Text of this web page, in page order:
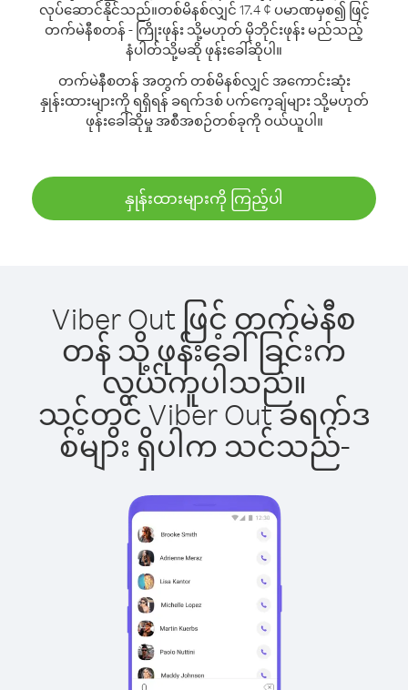
လုပ်ဆောင်နိုင်သည်။တစ်မိနစ်လျှင် 17.4 ¢ ပမာဏမှစ၍ ဖြင့်
တက်မဲနီစတန် - ကြိုးဖုန်း သို့မဟုတ် မိုဘိုင်းဖုန်း မည်သည့်
နံပါတ်သို့မဆို ဖုန်းခေါ်ဆိုပါ။
တက်မဲနီစတန် အတွက် တစ်မိနစ်လျှင် အကောင်းဆုံး
နှုန်းထားများကို ရရှိရန် ခရက်ဒစ် ပက်ကေ့ချ်များ သို့မဟုတ်
ဖုန်းခေါ်ဆိုမှု အစီအစဉ်တစ်ခုကို ဝယ်ယူပါ။
နှုန်းထားများကို ကြည့်ပါ
Viber Out ဖြင့် တက်မဲနီစ
တန် သို့ ဖုန်းခေါ်ခြင်းက
လွယ်ကူပါသည်။
သင့်တွင် Viber Out ခရက်ဒ
စ်များ ရှိပါက သင်သည်-